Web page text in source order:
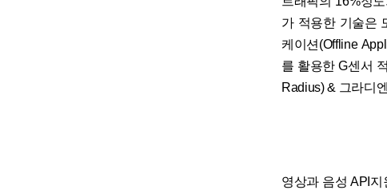
가 적용한 기술은
케이션(Offline
를 활용한 G센서
Radius) & 그라디
영상과 음성 API